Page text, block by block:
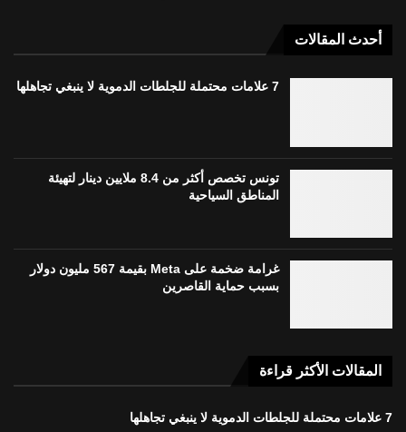
أحدث المقالات
7 علامات محتملة للجلطات الدموية لا ينبغي تجاهلها
تونس تخصص أكثر من 8.4 ملايين دينار لتهيئة
المناطق السياحية
غرامة ضخمة على Meta بقيمة 567 مليون دولار
بسبب حماية القاصرين
المقالات الأكثر قراءة
7 علامات محتملة للجلطات الدموية لا ينبغي تجاهلها